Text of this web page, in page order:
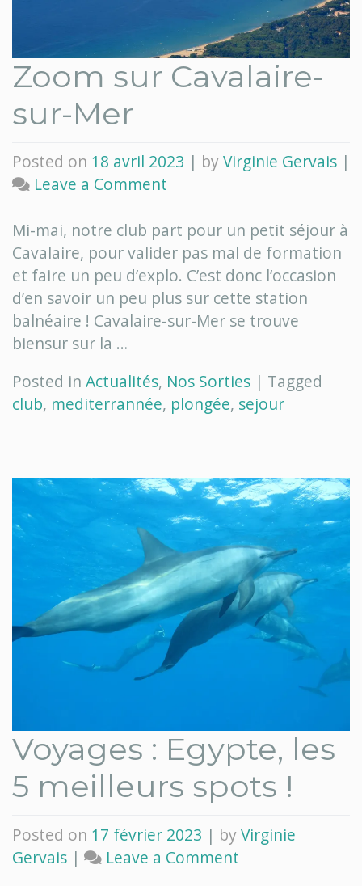
Zoom sur Cavalaire-
sur-Mer
Posted on 18 avril 2023 | byVirginie Gervais |
Leave a Comment
sur
Cavalaire-
sur-
Mer
Mi-mai, notre club part pour un petit séjour à
Cavalaire, pour valider pas mal de formation
et faire un peu d’explo. C’est donc l‘occasion
d’en savoir un peu plus sur cette station
balnéaire ! Cavalaire-sur-Mer se trouve
biensur sur la …
Posted in Actualités, Nos Sorties | Tagged
club, mediterrannée, plongée, sejour
Voyages : Egypte, les
5 meilleurs spots !
Posted on 17 février 2023 | byVirginie
Gervais | Leave a Comment